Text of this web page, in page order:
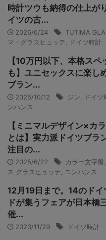
時計ツウも納得の仕上が
イツの古...
2026/6/24 TUTIMA
マ・グラスヒュッテ
ドイツ時計
【10万円以下、本格スペ
も】ユニセックスに楽し
ブラン...
2025/10/12 ジン ドイツ
ンハンス
【ミニマルデザイン×カ
とは】実力派ドイツブラ
注目の...
2025/6/22 カラー文字盤
ス グラスヒュッテ
ユンハンス
12月19日まで。14のドイ
ドが集うフェアが日本橋
催...
2023/11/29 ドイツ時計